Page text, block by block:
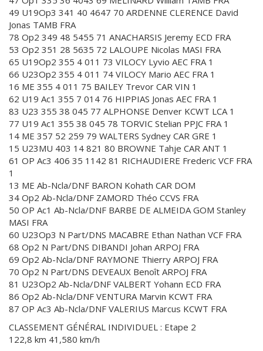
49 U19Op3 341 40 4647 70 ARDENNE CLERENCE David
Jonas TAMB FRA
78 Op2 349 48 5455 71 ANACHARSIS Jeremy ECD FRA
53 Op2 351 28 5635 72 LALOUPE Nicolas MASI FRA
65 U19Op2 355 4 011 73 VILOCY Lyvio AEC FRA 1
66 U23Op2 355 4 011 74 VILOCY Mario AEC FRA 1
16 ME 355 4 011 75 BAILEY Trevor CAR VIN 1
62 U19 Ac1 355 7 014 76 HIPPIAS Jonas AEC FRA 1
83 U23 355 38 045 77 ALPHONSE Denver KCWT LCA 1
77 U19 Ac1 355 38 045 78 TORVIC Stelian PPJC FRA 1
14 ME 357 52 259 79 WALTERS Sydney CAR GRE 1
15 U23MU 403 14 821 80 BROWNE Tahje CAR ANT 1
61 OP Ac3 406 35 1142 81 RICHAUDIERE Frederic VCF FRA
1
13 ME Ab-Ncla/DNF BARON Kohath CAR DOM
34 Op2 Ab-Ncla/DNF ZAMORD Théo CCVS FRA
50 OP Ac1 Ab-Ncla/DNF BARBE DE ALMEIDA GOM Stanley
MASI FRA
60 U23Op3 N Part/DNS MACABRE Ethan Nathan VCF FRA
68 Op2 N Part/DNS DIBANDI Johan ARPOJ FRA
69 Op2 Ab-Ncla/DNF RAYMONE Thierry ARPOJ FRA
70 Op2 N Part/DNS DEVEAUX Benoît ARPOJ FRA
81 U23Op2 Ab-Ncla/DNF VALBERT Yohann ECD FRA
86 Op2 Ab-Ncla/DNF VENTURA Marvin KCWT FRA
87 OP Ac3 Ab-Ncla/DNF VALERIUS Marcus KCWT FRA
CLASSEMENT GÉNÉRAL INDIVIDUEL : Etape 2
122,8 km 41,580 km/h